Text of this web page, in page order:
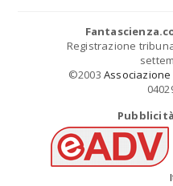
Registrazione
©2003